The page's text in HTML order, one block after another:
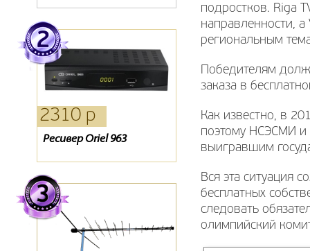
2310 р
Ресивер Oriel 963
540 р
Кронштейн Holder 2003
1980 р
Антенна Locus L 3021
подростков. Riga
направленности,
региональным
Победителям
заказа в
Как известно, в
поэтому НСЭСМИ и
выигравшим
Вся эта ситуация
бесплатных
следовать
олимпийский